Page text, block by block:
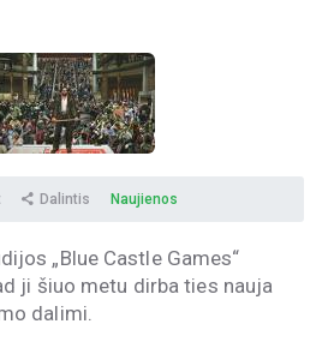
Dalintis Naujienos
„Blue Castle Games“
ji šiuo metu dirba ties nauja
dalimi.